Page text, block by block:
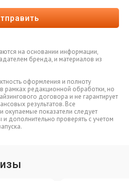
на основании информации,
бренда, и материалов из
оформления и полноту
рамках редакционной обработки, но
договора и не гарантирует
результатов. Все
показатели следует
и дополнительно проверять с учетом